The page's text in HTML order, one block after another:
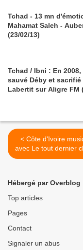
Tchad - 13 mn
Mahamat Saleh -
(23/02/13)
Tchad / Ibni : En
sauvé Déby et sacrifié
Labertit sur Aligre FM
< Côte d'Ivoire musique
avec Le tout dernier
bebi Philip TUDUKU,
Hébergé par Overblog
Top articles
Pages
Contact
Signaler un abus